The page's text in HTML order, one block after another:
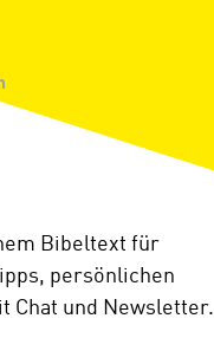
Bibeltext für
persönlichen
Chat und Newsletter.